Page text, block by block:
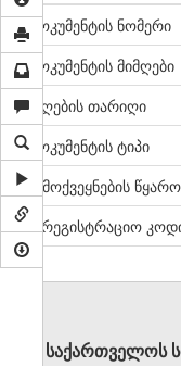
დოკუმენტის ნომერი
დოკუმენტის მიმღები
მიღების თარიღი
დოკუმენტის ტიპი
გამოქვეყნების
სარეგისტრაციო
საქართველოს